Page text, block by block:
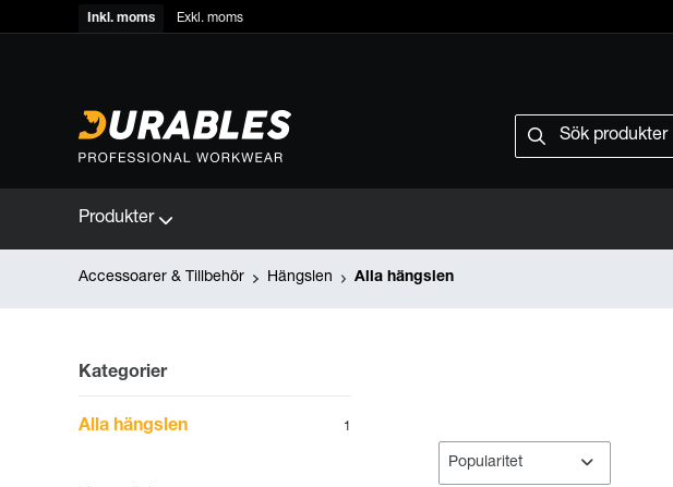
Inkl. moms Exkl. moms
Produkter
Accessoarer & Tillbehör Hängslen Alla hängslen
Kategorier
Alla hängslen 1